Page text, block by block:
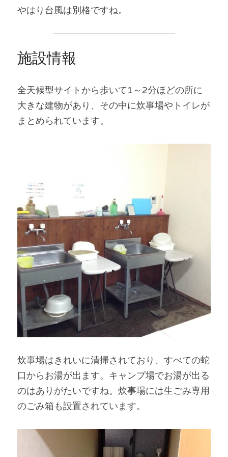
やはり台風は別格ですね。
施設情報
全天候型サイトから歩いて1～2分ほどの所に
大きな建物があり、その中に炊事場やトイレが
まとめられています。
炊事場はきれいに清掃されており、すべての蛇
口からお湯が出ます。キャンプ場でお湯が出る
のはありがたいですね。炊事場には生ごみ専用
のごみ箱も設置されています。